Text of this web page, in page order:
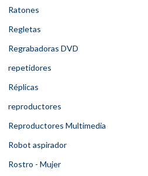
Ratones
Regletas
Regrabadoras DVD
repetidores
Réplicas
reproductores
Reproductores Multimedia
Robot aspirador
Rostro - Mujer